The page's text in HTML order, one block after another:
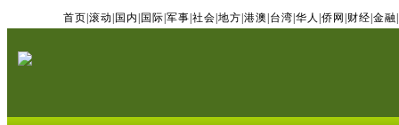
首页 滚动 国内 国际 军事 社会 地方 港澳 台湾 华人 侨网 财经 金融